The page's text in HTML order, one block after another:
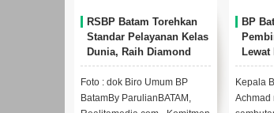
BP Batam Perkuat
Pembinaan Talenta Muda
Lewat Batam Prime
International Grassroot
Football Festival 2026
Kepala BP Batam, Amsakar
Achmad menyampaikan